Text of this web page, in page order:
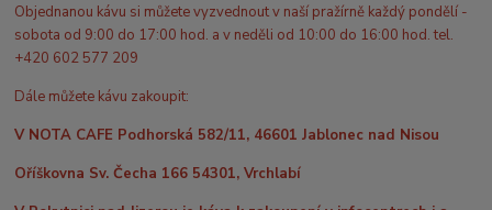
Objednanou kávu si můžete vyzvednout v naší pražírně každý pondělí -
sobota od 9:00 do 17:00 hod. a v neděli od 10:00 do 16:00 hod. tel.
+420 602 577 209
Dále můžete kávu zakoupit:
V NOTA CAFE Podhorská 582/11, 46601 Jablonec nad Nisou
Oříškovna Sv. Čecha 166 54301, Vrchlabí